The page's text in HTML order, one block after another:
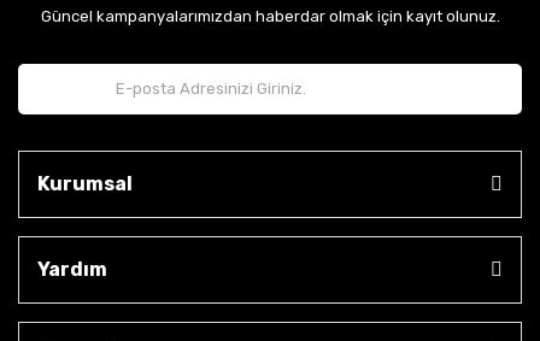
Güncel kampanyalarımızdan haberdar olmak için kayıt olunuz.
Kurumsal
Yardım